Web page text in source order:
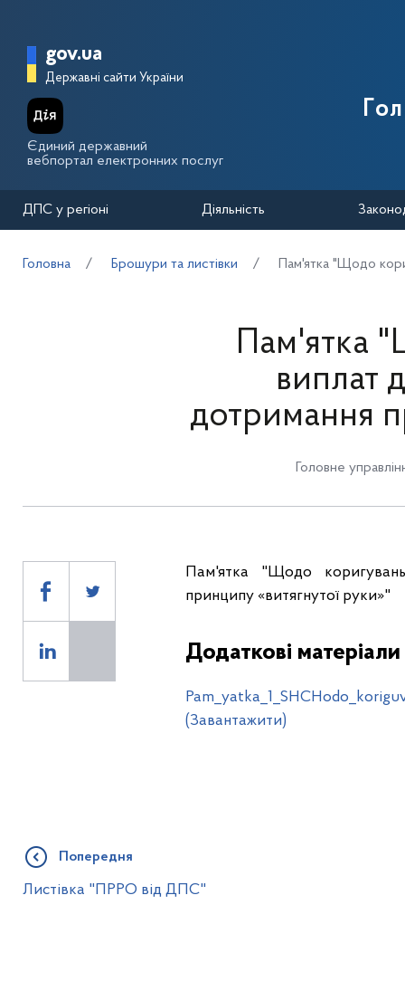
Головна сторінка Державної
gov.ua
Державні сайти України
Єдиний державний
вебпортал електронних послуг
ДПС у регіоні Діяльність
Головна Брошури та листівки Пам'ятка "Щодо
Пам'ятка
виплат
дотримання
Головне
Пам'ятка "Щодо
принципу «витягнутої руки»"
Додаткові матеріали
(Завантажити)
Попередня
Листівка "ПРРО від ДПС"